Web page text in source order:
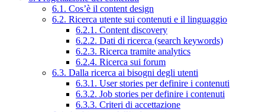
6.1. Cos’è il content design
6.2. Ricerca utente sui contenuti e il linguaggio
6.2.1. Content discovery
6.2.2. Dati di ricerca (search keywords)
6.2.3. Ricerca tramite analytics
6.2.4. Ricerca sui forum
6.3. Dalla ricerca ai bisogni degli utenti
6.3.1. User stories per definire i contenuti
6.3.2. Job stories per definire i contenuti
6.3.3. Criteri di accettazione